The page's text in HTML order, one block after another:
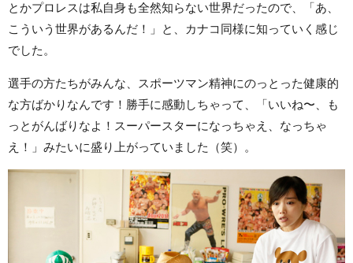
とかプロレスは私自身も全然知らない世界だったので、「あ、
こういう世界があるんだ！」と、カナコ同様に知っていく感じ
でした。
選手の方たちがみんな、スポーツマン精神にのっとった健康的
な方ばかりなんです！勝手に感動しちゃって、「いいね〜、も
っとがんばりなよ！スーパースターになっちゃえ、なっちゃ
え！」みたいに盛り上がっていました（笑）。